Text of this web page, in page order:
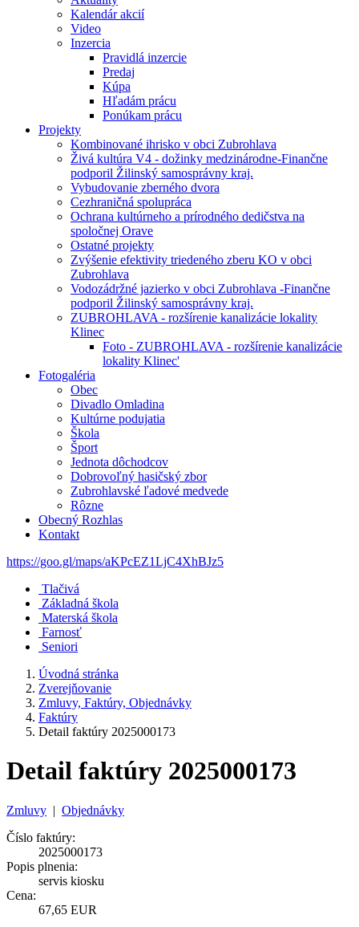
Kalendár akcií
Video
Inzercia
Pravidlá inzercie
Predaj
Kúpa
Hľadám prácu
Ponúkam prácu
Projekty
Kombinované ihrisko v obci Zubrohlava
Živá kultúra V4 - dožinky medzinárodne-Finančne
podporil Žilinský samosprávny kraj.
Vybudovanie zberného dvora
Cezhraničná spolupráca
Ochrana kultúrneho a prírodného dedičstva na
spoločnej Orave
Ostatné projekty
Zvýšenie efektivity triedeného zberu KO v obci
Zubrohlava
Vodozádržné jazierko v obci Zubrohlava -Finančne
podporil Žilinský samosprávny kraj.
ZUBROHLAVA - rozšírenie kanalizácie lokality
Klinec
Foto - ZUBROHLAVA - rozšírenie kanalizácie
lokality Klinec'
Fotogaléria
Obec
Divadlo Omladina
Kultúrne podujatia
Škola
Šport
Jednota dôchodcov
Dobrovoľný hasičský zbor
Zubrohlavské ľadové medvede
Rôzne
Obecný Rozhlas
Kontakt
https://goo.gl/maps/aKPcEZ1LjC4XhBJz5
Tlačivá
Základná škola
Materská škola
Farnosť
Seniori
Úvodná stránka
Zverejňovanie
Zmluvy, Faktúry, Objednávky
Faktúry
Detail faktúry 2025000173
Detail faktúry 2025000173
Zmluvy | Objednávky
Číslo faktúry:
2025000173
Popis plnenia:
servis kiosku
Cena:
67,65 EUR